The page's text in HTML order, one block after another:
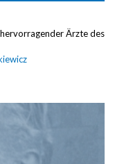
Ärzte des